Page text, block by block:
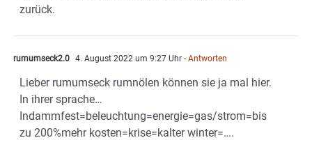
zurück.
rumumseck2.0 4. August 2022 um 9:27 Uhr - Antworten
Lieber rumumseck rumnölen können sie ja mal hier.
In ihrer sprache…
Indammfest=beleuchtung=energie=gas/strom=bis
zu 200%mehr kosten=krise=kalter winter=….